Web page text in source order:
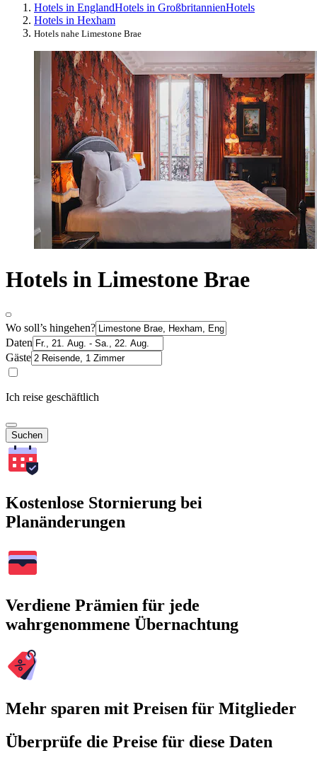
Hotels in EnglandHotels in GroßbritannienHotels
Hotels in Hexham
Hotels nahe Limestone Brae
Hotels in Limestone Brae
Wo soll’s hingehen?
Daten
Gäste
Ich reise geschäftlich
Suchen
Kostenlose Stornierung bei
Planänderungen
Verdiene Prämien für jede
wahrgenommene Übernachtung
Mehr sparen mit Preisen für Mitglieder
Überprüfe die Preise für diese Daten